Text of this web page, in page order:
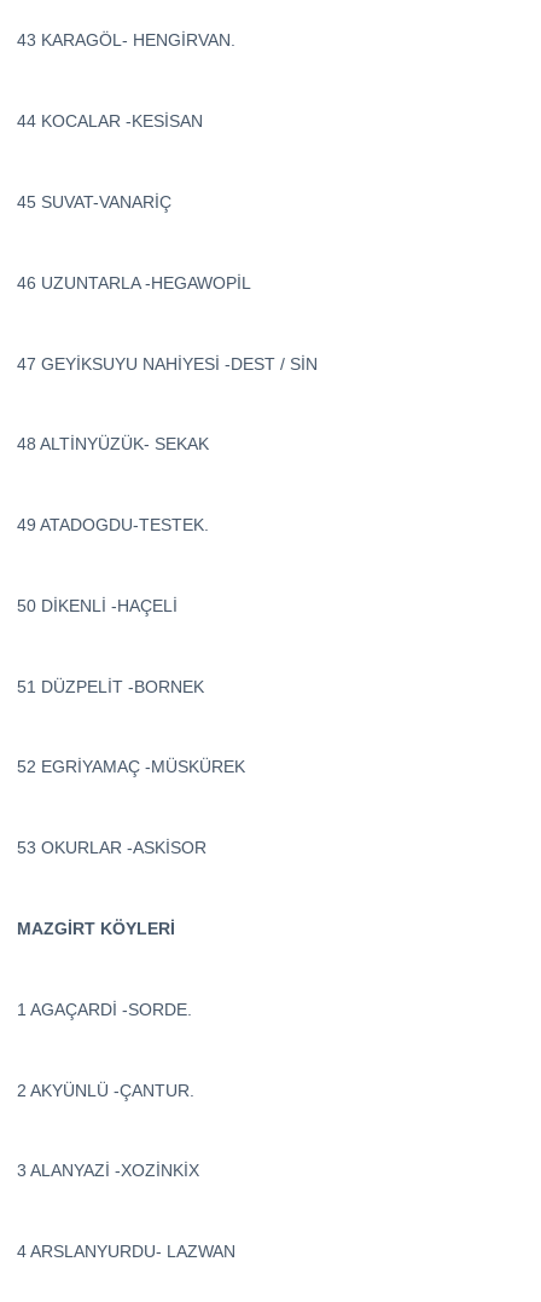
43 KARAGÖL- HENGİRVAN.
44 KOCALAR -KESİSAN
45 SUVAT-VANARİÇ
46 UZUNTARLA -HEGAWOPİL
47 GEYİKSUYU NAHİYESİ -DEST / SİN
48 ALTİNYÜZÜK- SEKAK
49 ATADOGDU-TESTEK.
50 DİKENLİ -HAÇELİ
51 DÜZPELİT -BORNEK
52 EGRİYAMAÇ -MÜSKÜREK
53 OKURLAR -ASKİSOR
MAZGİRT KÖYLERİ
1 AGAÇARDİ -SORDE.
2 AKYÜNLÜ -ÇANTUR.
3 ALANYAZİ -XOZİNKİX
4 ARSLANYURDU- LAZWAN